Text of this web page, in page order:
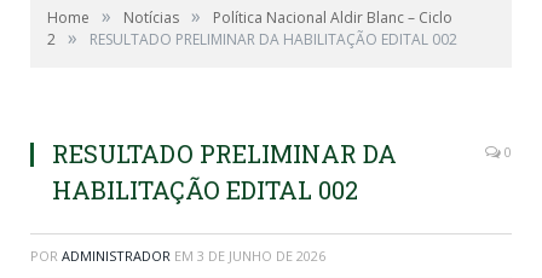
Home » Notícias »
Política Nacional Aldir Blanc – Ciclo
2 » RESULTADO PRELIMINAR DA HABILITAÇÃO EDITAL 002
RESULTADO PRELIMINAR DA
HABILITAÇÃO EDITAL 002
0
POR ADMINISTRADOR EM 3 DE JUNHO DE 2026